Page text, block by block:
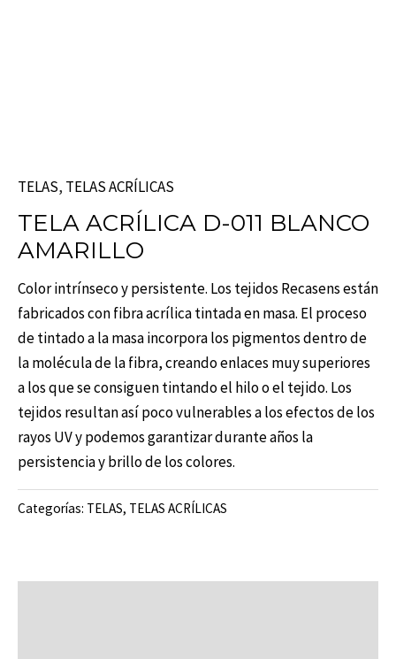
TELAS, TELAS ACRÍLICAS
TELA ACRÍLICA D-011 BLANCO
AMARILLO
Color intrínseco y persistente. Los tejidos Recasens están
fabricados con fibra acrílica tintada en masa. El proceso
de tintado a la masa incorpora los pigmentos dentro de
la molécula de la fibra, creando enlaces muy superiores
a los que se consiguen tintando el hilo o el tejido. Los
tejidos resultan así poco vulnerables a los efectos de los
rayos UV y podemos garantizar durante años la
persistencia y brillo de los colores.
Categorías: TELAS, TELAS ACRÍLICAS